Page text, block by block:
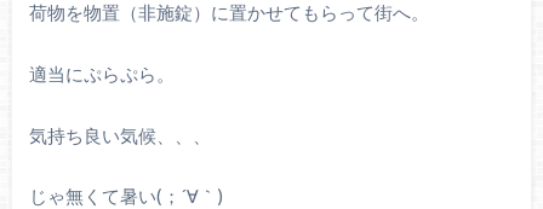
荷物を物置（非施錠）に置かせてもらって街へ。
適当にぷらぷら。
気持ち良い気候、、、
じゃ無くて暑い(；´∀｀)